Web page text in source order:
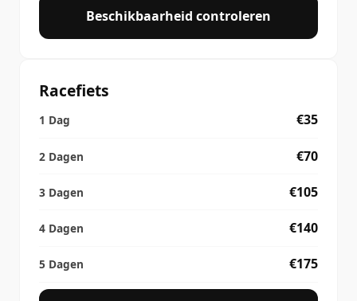
Beschikbaarheid controleren
Racefiets
€35
€70
€105
€140
€175